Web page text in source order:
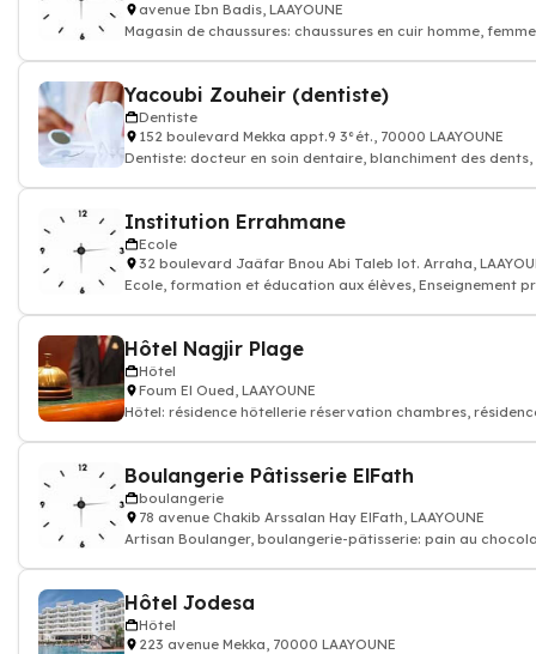
avenue Ibn Badis, LAAYOUNE
Magasin de chaussures: chaussures en cuir homme,
Yacoubi Zouheir (dentiste)
Dentiste
152 boulevard Mekka appt.9 3°ét., 70000 LAAYOUNE
Dentiste: docteur en soin dentaire, blanchiment des
Institution Errahmane
Ecole
32 boulevard Jaâfar Bnou Abi Taleb lot. Arraha,
Ecole, formation et éducation aux élèves, Enseignement
Hôtel Nagjir Plage
Hôtel
Foum El Oued, LAAYOUNE
Hôtel: résidence hôtellerie réservation chambres,
Boulangerie Pâtisserie ElFath
boulangerie
78 avenue Chakib Arssalan Hay ElFath, LAAYOUNE
Artisan Boulanger, boulangerie-pâtisserie: pain au
Hôtel Jodesa
Hôtel
223 avenue Mekka, 70000 LAAYOUNE